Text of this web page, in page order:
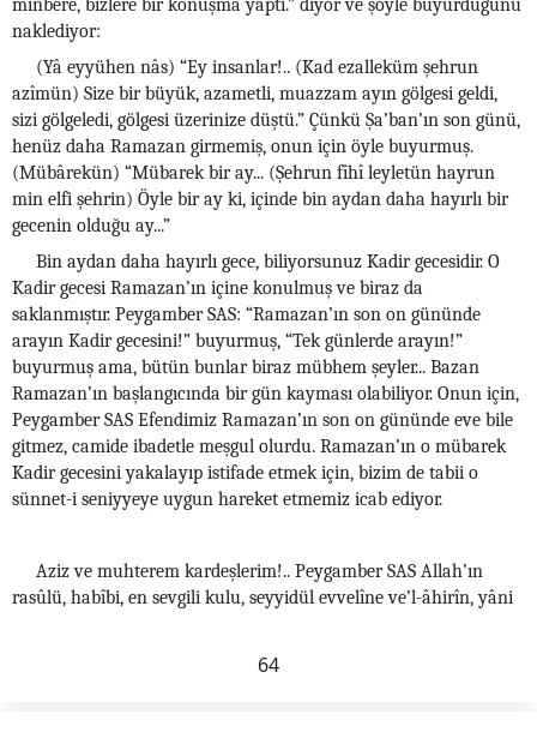
minbere, bizlere bir konuşma yaptı.” diyor ve şöyle buyurduğunu
naklediyor:
(Yâ eyyühen nâs) “Ey insanlar!.. (Kad ezalleküm şehrun
azîmün) Size bir büyük, azametli, muazzam ayın gölgesi geldi,
sizi gölgeledi, gölgesi üzerinize düştü.” Çünkü Şa’ban’ın son günü,
henüz daha Ramazan girmemiş, onun için öyle buyurmuş.
(Mübârekün) “Mübarek bir ay... (Şehrun fîhî leyletün hayrun
min elfi şehrin) Öyle bir ay ki, içinde bin aydan daha hayırlı bir
gecenin olduğu ay...”
Bin aydan daha hayırlı gece, biliyorsunuz Kadir gecesidir. O
Kadir gecesi Ramazan’ın içine konulmuş ve biraz da
saklanmıştır. Peygamber SAS: “Ramazan’ın son on gününde
arayın Kadir gecesini!” buyurmuş, “Tek günlerde arayın!”
buyurmuş ama, bütün bunlar biraz mübhem şeyler... Bazan
Ramazan’ın başlangıcında bir gün kayması olabiliyor. Onun için,
Peygamber SAS Efendimiz Ramazan’ın son on gününde eve bile
gitmez, camide ibadetle meşgul olurdu. Ramazan’ın o mübarek
Kadir gecesini yakalayıp istifade etmek için, bizim de tabii o
sünnet-i seniyyeye uygun hareket etmemiz icab ediyor.
Aziz ve muhterem kardeşlerim!.. Peygamber SAS Allah’ın
rasûlü, habîbi, en sevgili kulu, seyyidül evvelîne ve’l-âhirîn, yâni
64